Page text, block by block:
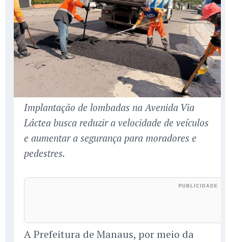
Implantação de lombadas na Avenida Via
Láctea busca reduzir a velocidade de veículos
e aumentar a segurança para moradores e
pedestres.
A Prefeitura de Manaus, por meio da